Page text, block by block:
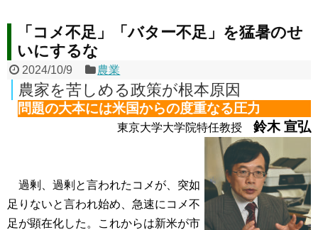
「コメ不足」「バター不足」を猛暑のせ
いにするな
2024/10/9 農業
農家を苦しめる政策が根本原因
問題の大本には米国からの度重なる圧力
東京大学大学院特任教授 鈴木 宣弘
過剰、過剰と言われたコメが、突如
足りないと言われ始め、急速にコメ不
足が顕在化した。これからは新米が市